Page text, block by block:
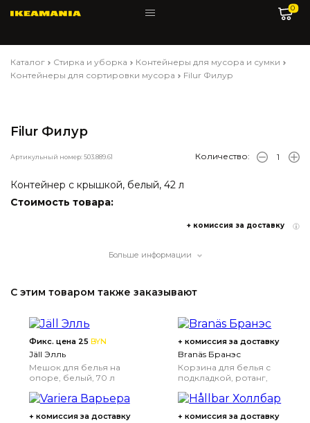
0
Каталог Стирка и уборка
Контейнеры для мусора и сумки
Контейнеры для сортировки мусора
Filur Филур
Filur Филур
Артикульный номер: 503.889.61 Количество:
Контейнер с крышкой, белый, 42 л
Стоимость товара:
+ комиссия за доставку
Больше информации
С этим товаром также заказывают
Фикс. цена 25 BYN
Jäll Элль
Мешок для белья на
опоре, белый, 70 л
+ комиссия за доставку
Branäs Бранэс
Корзина для белья с
подкладкой, ротанг,
+ комиссия за доставку + комиссия за доставку